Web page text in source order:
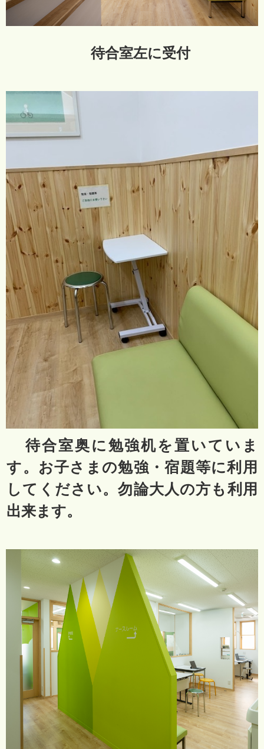
待合室左に受付
待合室奥に勉強机を置いていま
す。お子さまの勉強・宿題等に利用
してください。勿論大人の方も利用
出来ます。